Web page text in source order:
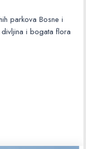
parkova Bosne i
i bogata flora